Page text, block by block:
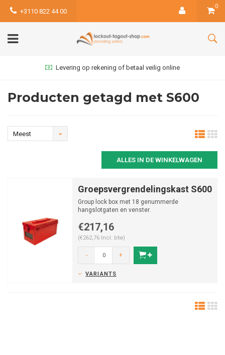
+3110 822 44 00
0
Levering op rekening of betaal veilig online
Producten getagd met S600
Meest
ALLES IN DE WINKELWAGEN
Groepsvergrendelingskast S600
Group lock box met 18 genummerde
hangslotgaten en venster.
€217,16
(€262,76 Incl. btw)
- +
VARIANTS